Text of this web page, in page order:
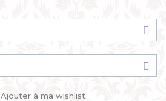
Ajouter à ma wishlist